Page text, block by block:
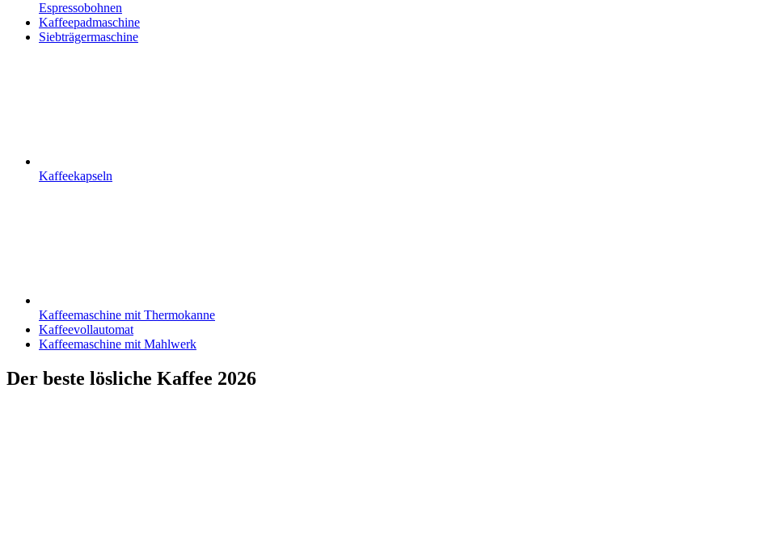
Espressobohnen
Kaffeepadmaschine
Siebträgermaschine
Kaffeekapseln
Kaffeemaschine mit Thermokanne
Kaffeevollautomat
Kaffeemaschine mit Mahlwerk
Der beste lösliche Kaffee 2026